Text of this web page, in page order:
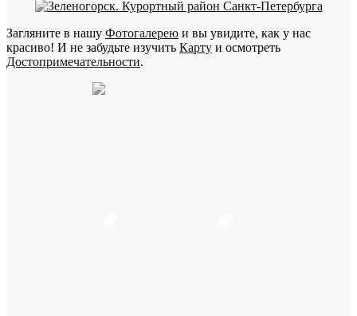
Загляните в нашу Фотогалерею и вы увидите, как у нас
красиво! И не забудьте изучить Карту и осмотреть
Достопримечательности.